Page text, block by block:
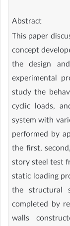
Abstract
This paper
concept
the design
experimental
study the
cyclic loads,
system with
performed by
the first,
story steel test
static loading
the structural
completed by
walls